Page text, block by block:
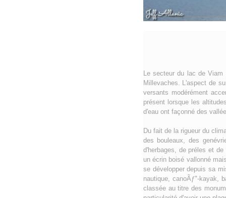
Le secteur du lac de Viam
Millevaches. L'aspect de
versants modérément
présent lorsque les
d'eau ont façonné des
Du fait de la rigueur du
des bouleaux, des
d'herbages, de préles et
un écrin boisé vallonné
se développer depuis sa
nautique, canoÃƒ"-kayak,
classée au titre des